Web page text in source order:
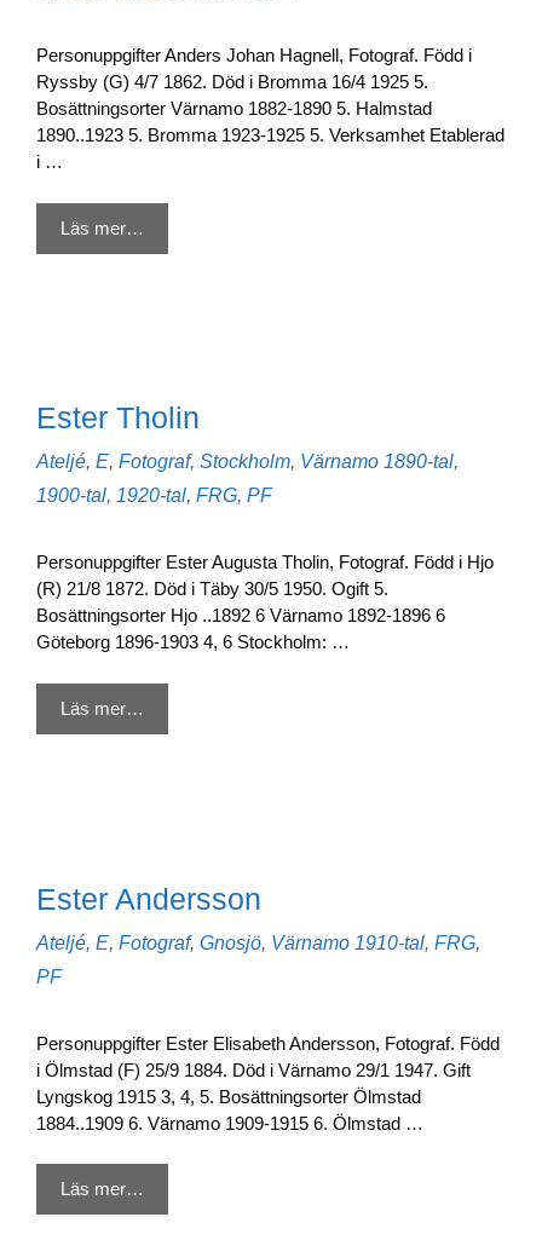
Personuppgifter Anders Johan Hagnell, Fotograf. Född i
Ryssby (G) 4/7 1862. Död i Bromma 16/4 1925 5.
Bosättningsorter Värnamo 1882-1890 5. Halmstad
1890..1923 5. Bromma 1923-1925 5. Verksamhet Etablerad
i …
Läs mer…
Ester Tholin
Kategorier
Ateljé, E, Fotograf, Stockholm, Värnamo Etiketter
1890-tal,
1900-tal, 1920-tal, FRG, PF
Personuppgifter Ester Augusta Tholin, Fotograf. Född i Hjo
(R) 21/8 1872. Död i Täby 30/5 1950. Ogift 5.
Bosättningsorter Hjo ..1892 6 Värnamo 1892-1896 6
Göteborg 1896-1903 4, 6 Stockholm: …
Läs mer…
Ester Andersson
Kategorier
Ateljé, E, Fotograf, Gnosjö, Värnamo Etiketter
1910-tal, FRG,
PF
Personuppgifter Ester Elisabeth Andersson, Fotograf. Född
i Ölmstad (F) 25/9 1884. Död i Värnamo 29/1 1947. Gift
Lyngskog 1915 3, 4, 5. Bosättningsorter Ölmstad
1884..1909 6. Värnamo 1909-1915 6. Ölmstad …
Läs mer…